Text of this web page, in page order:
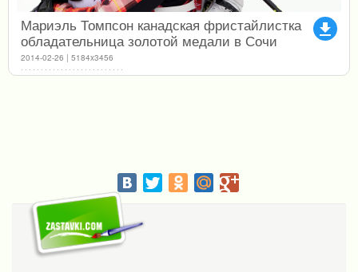
file_download
Мариэль Томпсон канадская фристайлистка
обладательница золотой медали в Сочи
2014-02-26 | 5184x3456